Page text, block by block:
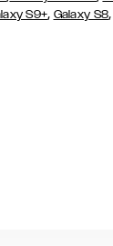
S9+, Galaxy S8